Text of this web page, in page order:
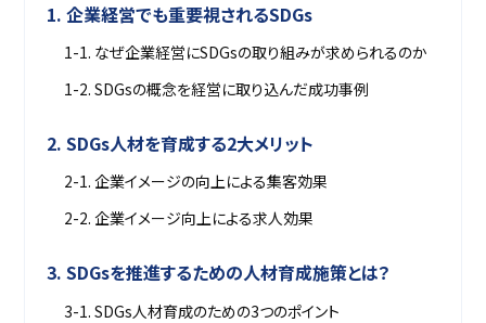
1. 企業経営でも重要視されるSDGs
1-1. なぜ企業経営にSDGsの取り組みが求められるのか
1-2. SDGsの概念を経営に取り込んだ成功事例
2. SDGs人材を育成する2大メリット
2-1. 企業イメージの向上による集客効果
2-2. 企業イメージ向上による求人効果
3. SDGsを推進するための人材育成施策とは？
3-1. SDGs人材育成のための3つのポイント